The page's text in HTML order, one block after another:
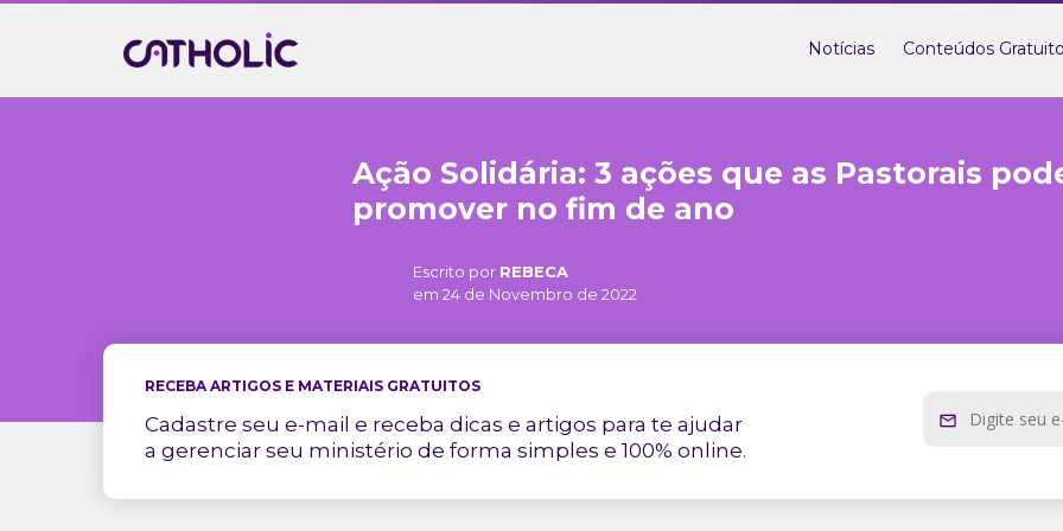
Notícias Conteúdos
Ação Solidária: 3 ações que as Pastorais
promover no fim de ano
Escrito por REBECA
em 24 de Novembro de 2022
RECEBA ARTIGOS E MATERIAIS GRATUITOS
Cadastre seu e-mail e receba dicas e artigos para te ajudar
a gerenciar seu ministério de forma simples e 100% online.